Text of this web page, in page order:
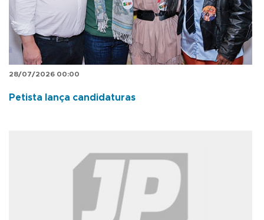
28/07/2026 00:00
Petista lança candidaturas